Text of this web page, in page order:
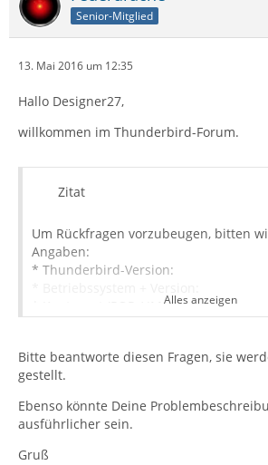
Senior-Mitglied
13. Mai 2016 um 12:35
Hallo Designer27,
willkommen im Thunderbird-Forum.
Zitat
Um Rückfragen vorzubeugen, bitten
Angaben:
* Thunderbird-Version:
* Kontenart (POP / IMAP):
* Firewall (Betriebssystem-intern/
* Router-Modellbezeichnung (bei
Alles anzeigen
Bitte beantworte diesen Fragen, sie
gestellt.
Ebenso könnte Deine
ausführlicher sein.
Gruß